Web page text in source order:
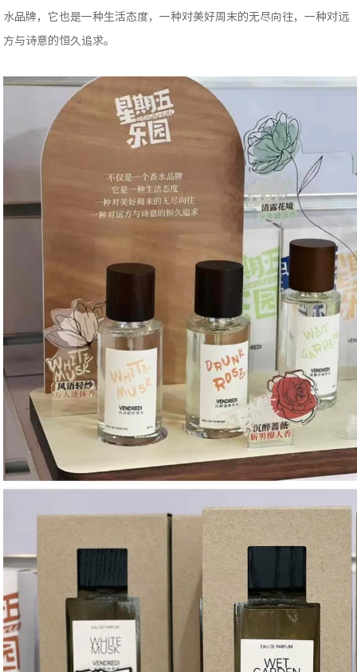
水品牌，它也是一种生活态度，一种对美好周末的无尽向往，一种对远
方与诗意的恒久追求。